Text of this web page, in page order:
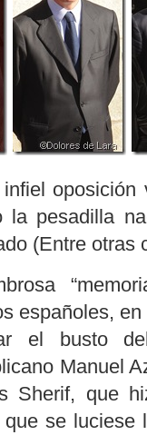
oposición
la pesadilla
(Entre otras
españoles,
el busto
Manuel
Sherif, que
se luciese